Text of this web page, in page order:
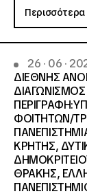
Περισσότερα
26 · 06 ·
ΔΙΕΘΝΗΣ
ΦΟΙΤΗΤΩΝ/
KΡΗΤΗΣ,
ΘΡΑΚΗΣ,